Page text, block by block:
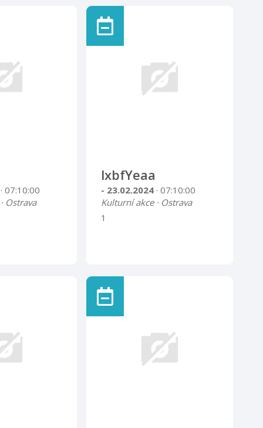
· 07:10:00
Ostrava
lxbfYeaa
- 23.02.2024 · 07:10:00
Kulturní akce · Ostrava
1